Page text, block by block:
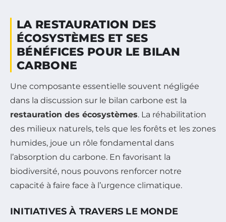
LA RESTAURATION DES
ÉCOSYSTÈMES ET SES
BÉNÉFICES POUR LE BILAN
CARBONE
Une composante essentielle souvent négligée
dans la discussion sur le bilan carbone est la
restauration des écosystèmes. La réhabilitation
des milieux naturels, tels que les forêts et les zones
humides, joue un rôle fondamental dans
l’absorption du carbone. En favorisant la
biodiversité, nous pouvons renforcer notre
capacité à faire face à l’urgence climatique.
INITIATIVES À TRAVERS LE MONDE